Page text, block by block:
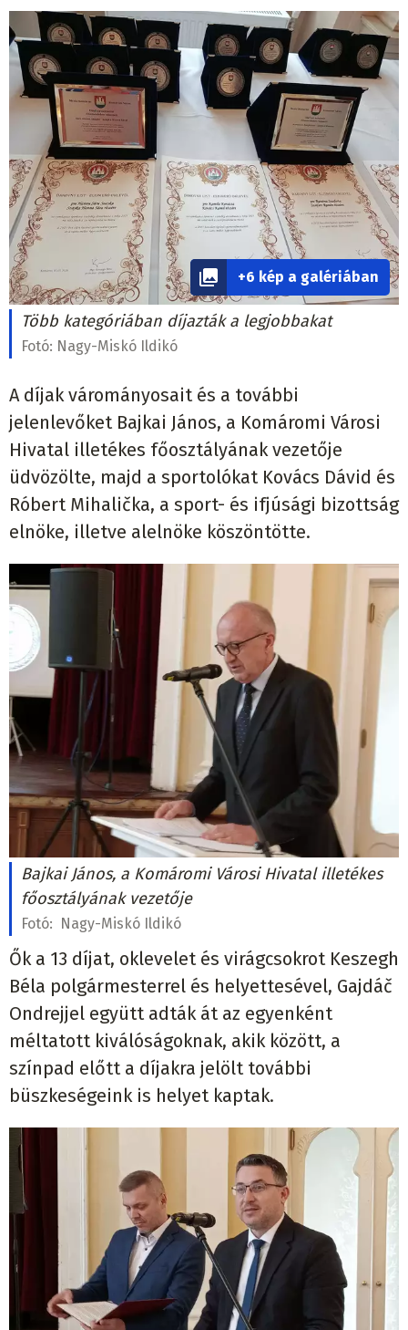
+6 kép a galériában
Több kategóriában díjazták a legjobbakat
Fotó: Nagy-Miskó Ildikó
A díjak várományosait és a további
jelenlevőket Bajkai János, a Komáromi Városi
Hivatal illetékes főosztályának vezetője
üdvözölte, majd a sportolókat Kovács Dávid és
Róbert Mihalička, a sport- és ifjúsági bizottság
elnöke, illetve alelnöke köszöntötte.
Bajkai János, a Komáromi Városi Hivatal illetékes
főosztályának vezetője
Fotó: Nagy-Miskó Ildikó
Ők a 13 díjat, oklevelet és virágcsokrot Keszegh
Béla polgármesterrel és helyettesével, Gajdáč
Ondrejjel együtt adták át az egyenként
méltatott kiválóságoknak, akik között, a
színpad előtt a díjakra jelölt további
büszkeségeink is helyet kaptak.